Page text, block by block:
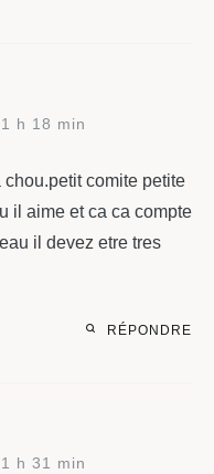
h 18 min
chou.petit comite petite
il aime et ca ca compte
il devez etre tres
RÉPONDRE
h 31 min